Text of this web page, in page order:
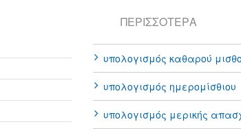
ΠΕΡΙΣΣΌΤΕΡΑ
υπολογισμός καθαρού
υπολογισμός ημερομίσθιου
υπολογισμός μερικής